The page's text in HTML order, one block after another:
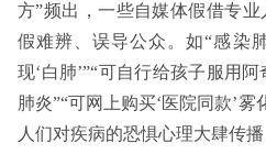
方”频出，一些自媒体假借专
假难辨、误导公众。如“感染
现‘白肺’”“可自行给孩子服用
肺炎”“可网上购买‘医院同款’
人们对疾病的恐惧心理大肆传